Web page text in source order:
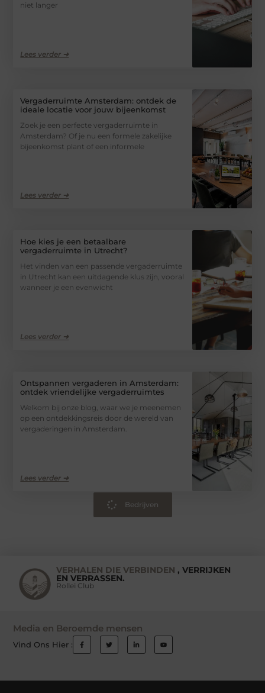
niet langer
Lees verder ➜
Vergaderruimte Amsterdam: ontdek de
ideale locatie voor jouw bijeenkomst
Zoek je een perfecte vergaderruimte in
Amsterdam? Of je nu een formele zakelijke
bijeenkomst plant of een informele
Lees verder ➜
Hoe kies je een betaalbare
vergaderruimte in Utrecht?
Het vinden van een passende vergaderruimte
in Utrecht kan een uitdagende klus zijn, vooral
wanneer je een evenwicht
Lees verder ➜
Ontspannen vergaderen in Amsterdam:
ontdek vriendelijke vergaderruimtes
Welkom bij onze blog, waar we je meenemen
op een ontdekkingsreis door de wereld van
vergaderingen in Amsterdam.
Lees verder ➜
Bedrijven
VERHALEN DIE VERBINDEN , VERRIJKEN
EN VERRASSEN.
Rollei Club
Media en Beroemde mensen
Vind Ons Hier :